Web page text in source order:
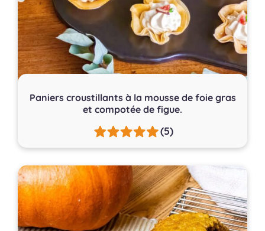
Paniers croustillants à la mousse de foie gras
et compotée de figue.
(5)